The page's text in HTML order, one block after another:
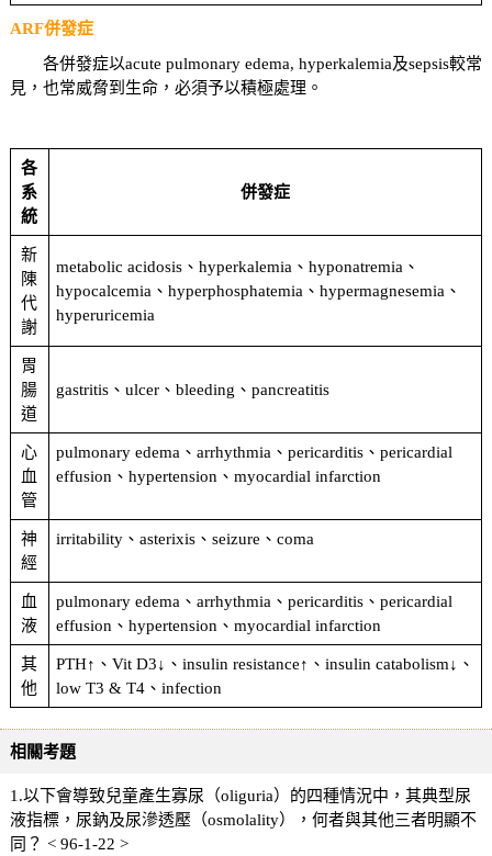
ARF併發症
各併發症以acute pulmonary edema, hyperkalemia及sepsis較常
見，也常威脅到生命，必須予以積極處理。
各
系
統
併發症
新
陳
代
謝
metabolic acidosis、hyperkalemia、hyponatremia、
hypocalcemia、hyperphosphatemia、hypermagnesemia、
hyperuricemia
胃
腸
道
gastritis、ulcer、bleeding、pancreatitis
心
血
管
pulmonary edema、arrhythmia、pericarditis、pericardial
effusion、hypertension、myocardial infarction
神
經
irritability、asterixis、seizure、coma
血
液
pulmonary edema、arrhythmia、pericarditis、pericardial
effusion、hypertension、myocardial infarction
其
他
PTH↑、Vit D3↓、insulin resistance↑、insulin catabolism↓、
low T3 & T4、infection
相關考題
1.以下會導致兒童產生寡尿（oliguria）的四種情況中，其典型尿
液指標，尿鈉及尿滲透壓（osmolality），何者與其他三者明顯不
同？ < 96-1-22 >